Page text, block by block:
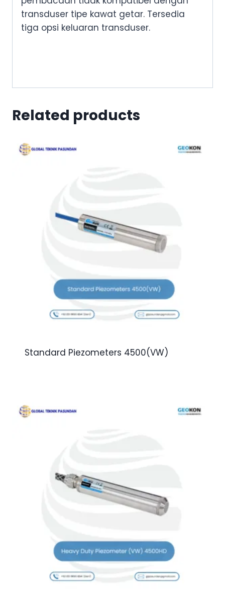
transduser tipe kawat getar. Tersedia
tiga opsi keluaran transduser.
Related products
Standard Piezometers 4500(VW)